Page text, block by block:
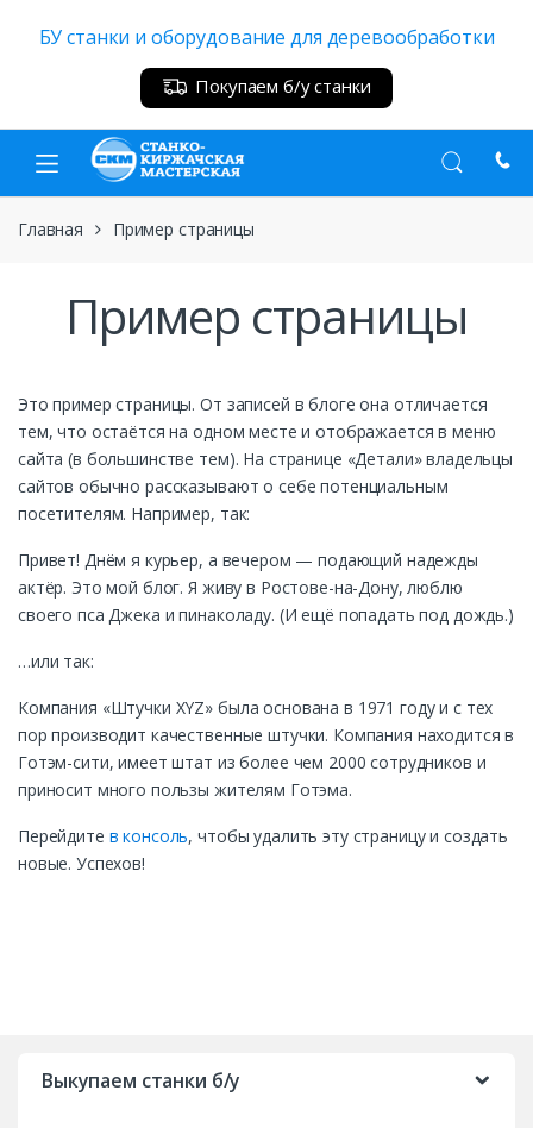
БУ станки и оборудование для деревообработки
Покупаем б/у станки
Главная Пример страницы
Пример страницы
Это пример страницы. От записей в блоге она отличается
тем, что остаётся на одном месте и отображается в меню
сайта (в большинстве тем). На странице «Детали» владельцы
сайтов обычно рассказывают о себе потенциальным
посетителям. Например, так:
Привет! Днём я курьер, а вечером — подающий надежды
актёр. Это мой блог. Я живу в Ростове-на-Дону, люблю
своего пса Джека и пинаколаду. (И ещё попадать под дождь.)
…или так:
Компания «Штучки XYZ» была основана в 1971 году и с тех
пор производит качественные штучки. Компания находится в
Готэм-сити, имеет штат из более чем 2000 сотрудников и
приносит много пользы жителям Готэма.
Перейдите в консоль, чтобы удалить эту страницу и создать
новые. Успехов!
Выкупаем станки б/у